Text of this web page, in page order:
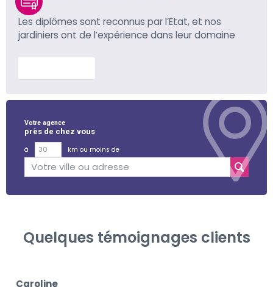
Les diplômes sont reconnus par l’Etat, et nos
jardiniers ont de l’expérience dans leur domaine
Votre agence
près de chez vous
à
km ou moins de
Quelques témoignages clients
Caroline